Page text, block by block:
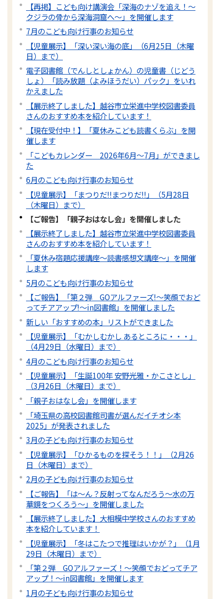
【再掲】こども向け講演会「深海のナゾを追え！〜
クジラの骨から深海洞窟へ〜」を開催します
7月のこども向け行事のお知らせ
【児童展示】「深い深い海の底」（6月25日（木曜
日）まで）
電子図書館（でんしとしょかん）の児童書（じどう
しょ）「読み放題（よみほうだい）パック」をいれ
かえました
【展示終了しました】越谷市立栄進中学校図書委員
さんのおすすめ本を紹介しています！
【現在受付中！】「夏休みこども読書くらぶ」を開
催します
「こどもカレンダー 2026年6月～7月」ができまし
た
6月のこども向け行事のお知らせ
【児童展示】「まつりだ!!まつりだ!!」（5月28日
（木曜日）まで）
【ご報告】「親子おはなし会」を開催しました
【展示終了しました】越谷市立栄進中学校図書委員
さんのおすすめ本を紹介しています！
「夏休み宿題応援講座～読書感想文講座～」を開催
します
5月のこども向け行事のお知らせ
【ご報告】「第２弾 GOアルファーズ!～笑顔でおど
ってチアアップ!～in図書館」を開催しました
新しい「おすすめの本」リストができました
【児童展示】「むかしむかし あるところに・・・」
（4月29日（水曜日）まで）
4月のこども向け行事のお知らせ
【児童展示】「生誕100年 安野光雅・かこさとし」
（3月26日（木曜日）まで）
「親子おはなし会」を開催します
「埼玉県の高校図書館司書が選んだイチオシ本
2025」が発表されました
3月の子ども向け行事のお知らせ
【児童展示】「ひかるものを探そう！！」（2月26
日（木曜日）まで）
2月の子ども向け行事のお知らせ
【ご報告】「は～ん？反射ってなんだろう～水の万
華鏡をつくろう～」を開催しました
【展示終了しました】大相模中学校さんのおすすめ
本を紹介しています！
【児童展示】「冬はこたつで推理はいかが？」（1月
29日（木曜日）まで）
「第２弾 GOアルファーズ！～笑顔でおどってチア
アップ！～in図書館」を開催します
1月の子ども向け行事のお知らせ